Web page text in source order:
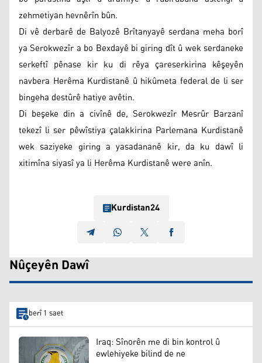
zehmetiyan hevnêrîn bûn.
Di vê derbarê de Balyozê Brîtanyayê serdana meha borî
ya Serokwezîr a bo Bexdayê bi giring dît û wek serdaneke
serkeftî pênase kir ku di rêya çareserkirina kêşeyên
navbera Herêma Kurdistanê û hikûmeta federal de li ser
bingeha destûrê hatiye avêtin.
Di beşeke din a civînê de, Serokwezîr Mesrûr Barzanî
tekezî li ser pêwîstiya çalakkirina Parlemana Kurdistanê
wek saziyeke giring a yasadananê kir, da ku dawî li
xitimîna siyasî ya li Herêma Kurdistanê were anîn.
Kurdistan24
Nûçeyên Dawî
berî 1 saet
Iraq: Sînorên me di bin kontrol û
ewlehiyeke bilind de ne